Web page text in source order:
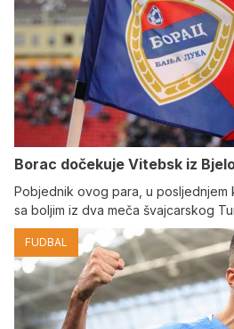
Borac dočekuje Vitebsk iz
Pobjednik ovog para, u posljednjem
sa boljim iz dva meča švajcarskog
FUDBAL